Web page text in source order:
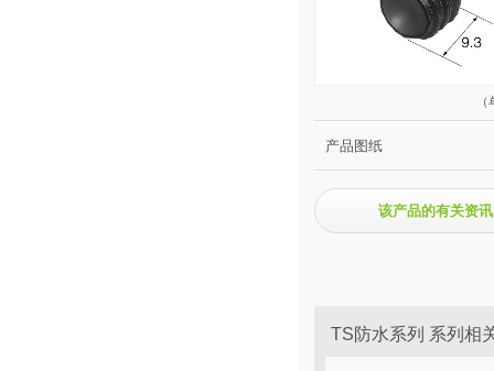
产品图纸
该产品的有关资讯
TS防水系列 系列相